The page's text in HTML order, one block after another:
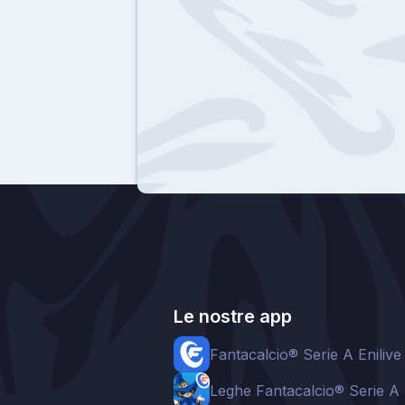
Le nostre app
Fantacalcio® Serie A Enilive
Leghe Fantacalcio® Serie A